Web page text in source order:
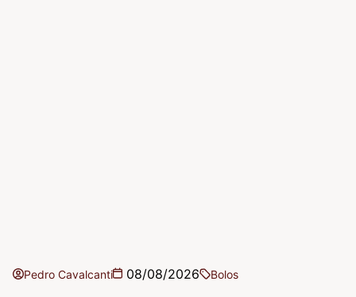
Pedro Cavalcanti 08/08/2026 Bolos